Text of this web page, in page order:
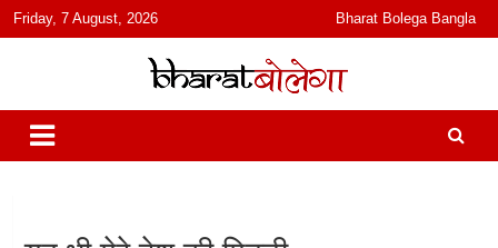
content
Friday, 7 August, 2026 Bharat Bolega Bangla
भारत बोलेगा
हिंदी में समाचार, विचार, ऑडियो, वीडियो और फ़ीचर. भारत बोलेगा हिंदी न्यूज़ वेबसाइट
India: News, Views, Info, Trends & Podcast I जानकारी भी समझदारी भी
और पॉडकास्ट